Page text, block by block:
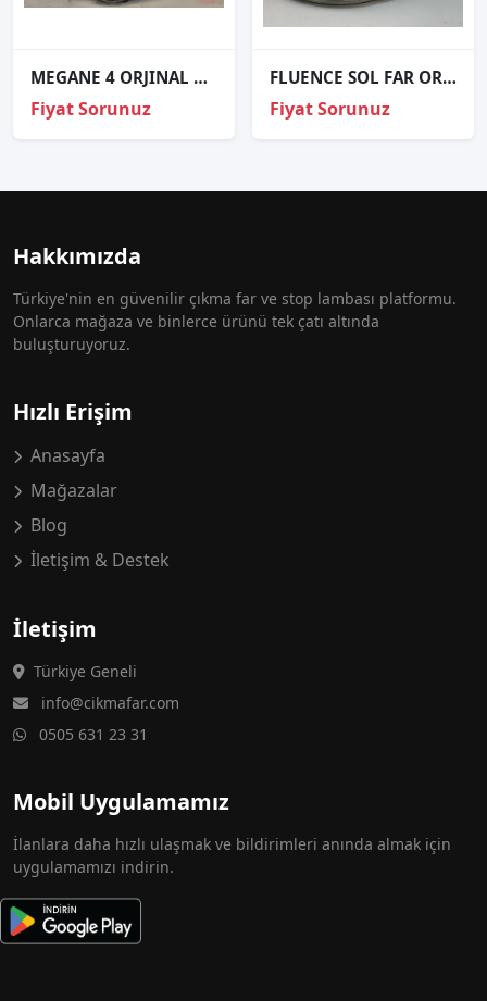
MEGANE 4 ORJINAL ÇIKMA SOL FAR
Fiyat Sorunuz
FLUENCE SOL FAR ORJİNAL
Fiyat Sorunuz
Hakkımızda
Türkiye'nin en güvenilir çıkma far ve stop lambası platformu.
Onlarca mağaza ve binlerce ürünü tek çatı altında
buluşturuyoruz.
Hızlı Erişim
Anasayfa
Mağazalar
Blog
İletişim & Destek
İletişim
Türkiye Geneli
info@cikmafar.com
0505 631 23 31
Mobil Uygulamamız
İlanlara daha hızlı ulaşmak ve bildirimleri anında almak için
uygulamamızı indirin.